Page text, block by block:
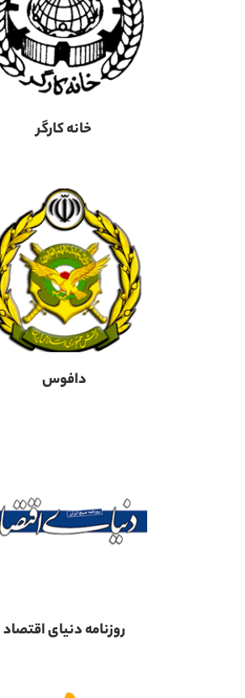
خانه کارگر
دافوس
روزنامه دنیای اقتصاد